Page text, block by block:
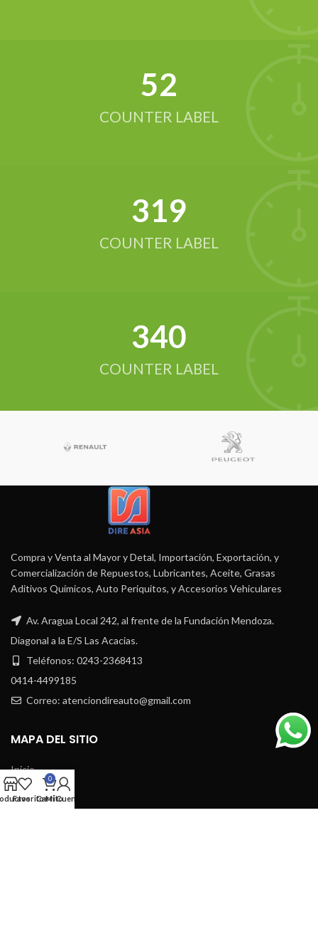
52
COUNTER LABEL
321
COUNTER LABEL
342
COUNTER LABEL
Compra y Venta al Mayor y Detal, Importación, Exportación, y
Comercialización de Repuestos, Lubricantes, Aceite, Grasas
Aditivos Químicos, Auto Periquitos, y Accesorios Vehiculares
Av. Aragua Local 242, al frente de la Fundación Mendoza.
Diagonal a la E/S Las Acacias.
Teléfonos: 0243-2368413
0414-4499185
Correo: atenciondireauto@gmail.com
MAPA DEL SITIO
Inicio
Nosotros
Favoritos
0
Carrito
Mi Cuenta